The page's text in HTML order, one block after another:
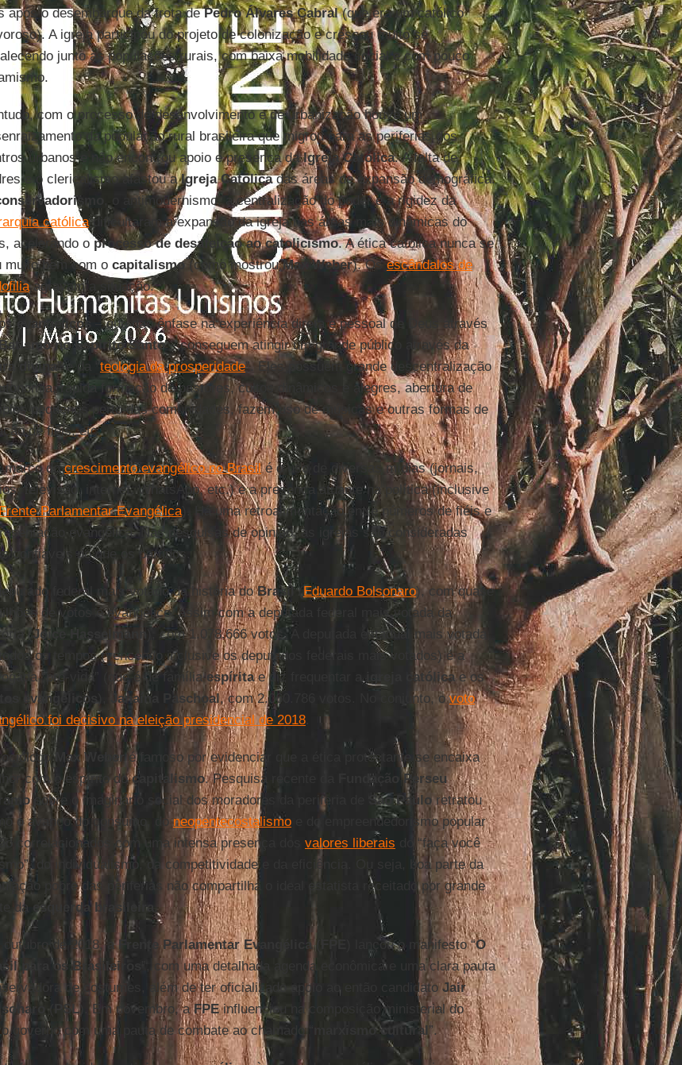
após o desembarque da frota dePedro Álvares Cabral(que era um católico
A igreja participou do projeto de colonização e cresceu muito se
junto às populações rurais, com baixa mobilidade social e com pouco
com o processo de desenvolvimento e de urbanização houve um
da população rural brasileira que migrou para as periferias dos
urbanos e não encontrou apoio e presença daIgreja Católica. A falta de
e o clericalismo afastou aIgreja Católicadas áreas de expansão demográfica.
, o antimodernismo, a centralização do poder e a rigidez da
católicadificultaram a expansão da igreja nas áreas mais dinâmicas do
acelerando oprocesso de desafeição ao catolicismo. A ética católica nunca se
muito bem com o capitalismo(como mostrouMax Weber). Osescândalos de
agravam a situação.
evangélicos
– que dão ênfase na experiência direta e pessoal de Deus através
no Espírito Santo– conseguem atingir um grande público através da
divina” e da “ teologia da prosperidade”. Eles possuem grande descentralização
rápida formação de pastores, cultos dinâmicos e alegres, abertura de
pequenos perto das comunidades, fazem uso de músicas e outras formas de
de fiéis, etc.
marco docrescimento evangélico no Brasilé o uso de diversas mídias (jornais,
televisão, internet, WhatsApp, etc.) e a presença atuante na política (inclusive
Parlamentar Evangélica). Há uma retroalimentação entre números de fiéis e
evangélica. Nas pesquisas de opinião, as igrejas são consideradas
confiáveis do que os partidos.
federal mais votado da história doBrasil(Eduardo Bolsonaro), com quase
de votos é evangélico, assim com a deputada federal mais votada da
(Joice Hasselmann
), com 1.078.666 votos. A deputada estadual mais votada
todos os tempos (vencendo inclusive os deputados federais mais votados) é a
“pró-vida” (que é de família espíritae diz frequentar a igreja católicae os
evangélicos
Janaína Paschoal, com 2.060.786 votos. No conjunto, ovoto
foi decisivo na eleição presidencial de 2018.
Max Weber é famoso por evidenciar que a ética protestante se encaixa
com o espírito docapitalismo. Pesquisa recente da
Fundação Perseu
sobre o imaginário social dos moradores da periferia de São Pauloretratou
o avanço do consumo, do neopentecostalismoe do empreendedorismo popular
correlacionados com uma intensa presença dos valores liberais do “faça você
do individualismo, da competitividade e da eficiência. Ou seja, boa parte da
pobre das periferias não compartilha o ideal estatista receitado por grande
da
esquerda brasileira
outubro de 2018, aFrente Parlamentar Evangélica( ) lançou o manifesto “O
para os Brasileiros
”, com uma detalhada agenda econômica e uma clara pauta
de costumes, além de ter oficializado apoio ao então candidatoJair
PSL). Em novembro, aFPEinfluenciou na composição ministerial do
governo com uma pauta de combate ao chamado “
marxismo cultural”.